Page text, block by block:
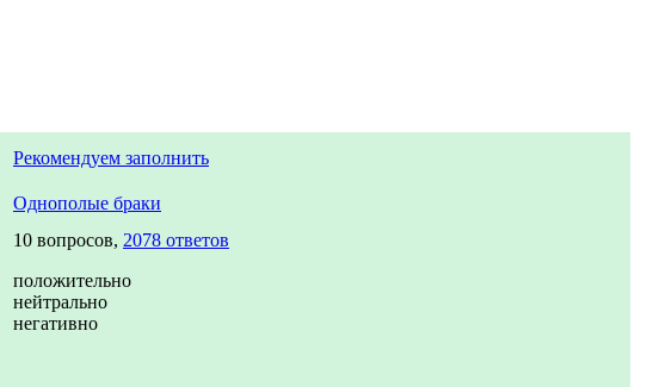
Рекомендуем заполнить
Однополые браки
10 вопросов, 2078 ответов
положительно
нейтрально
негативно